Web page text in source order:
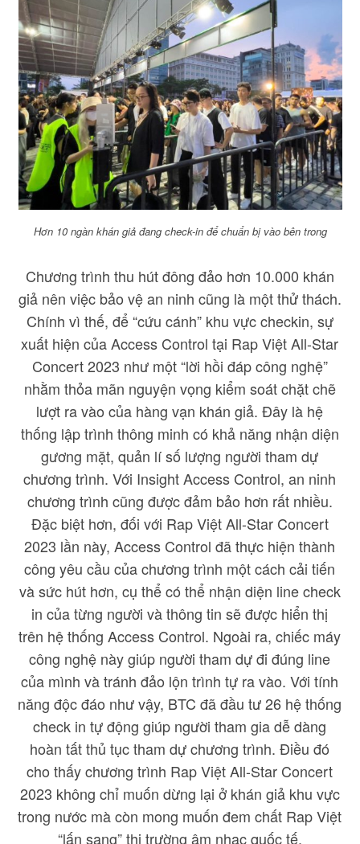
Hơn 10 ngàn khán giả đang check-in để chuẩn bị vào bên trong
Chương trình thu hút đông đảo hơn 10.000 khán
giả nên việc bảo vệ an ninh cũng là một thử thách.
Chính vì thế, để “cứu cánh” khu vực checkin, sự
xuất hiện của Access Control tại Rap Việt All-Star
Concert 2023 như một “lời hồi đáp công nghệ”
nhằm thỏa mãn nguyện vọng kiểm soát chặt chẽ
lượt ra vào của hàng vạn khán giả. Đây là hệ
thống lập trình thông minh có khả năng nhận diện
gương mặt, quản lí số lượng người tham dự
chương trình. Với Insight Access Control, an ninh
chương trình cũng được đảm bảo hơn rất nhiều.
Đặc biệt hơn, đối với Rap Việt All-Star Concert
2023 lần này, Access Control đã thực hiện thành
công yêu cầu của chương trình một cách cải tiến
và sức hút hơn, cụ thể có thể nhận diện line check
in của từng người và thông tin sẽ được hiển thị
trên hệ thống Access Control. Ngoài ra, chiếc máy
công nghệ này giúp người tham dự đi đúng line
của mình và tránh đảo lộn trình tự ra vào. Với tính
năng độc đáo như vậy, BTC đã đầu tư 26 hệ thống
check in tự động giúp người tham gia dễ dàng
hoàn tất thủ tục tham dự chương trình. Điều đó
cho thấy chương trình Rap Việt All-Star Concert
2023 không chỉ muốn dừng lại ở khán giả khu vực
trong nước mà còn mong muốn đem chất Rap Việt
“lấn sang” thị trường âm nhạc quốc tế.